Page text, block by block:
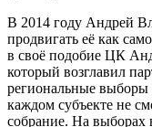
В 2014 году Андрей
продвигать её как
в своё подобие ЦК
который возглавил
региональные
каждом субъекте не
собрание. На выборах